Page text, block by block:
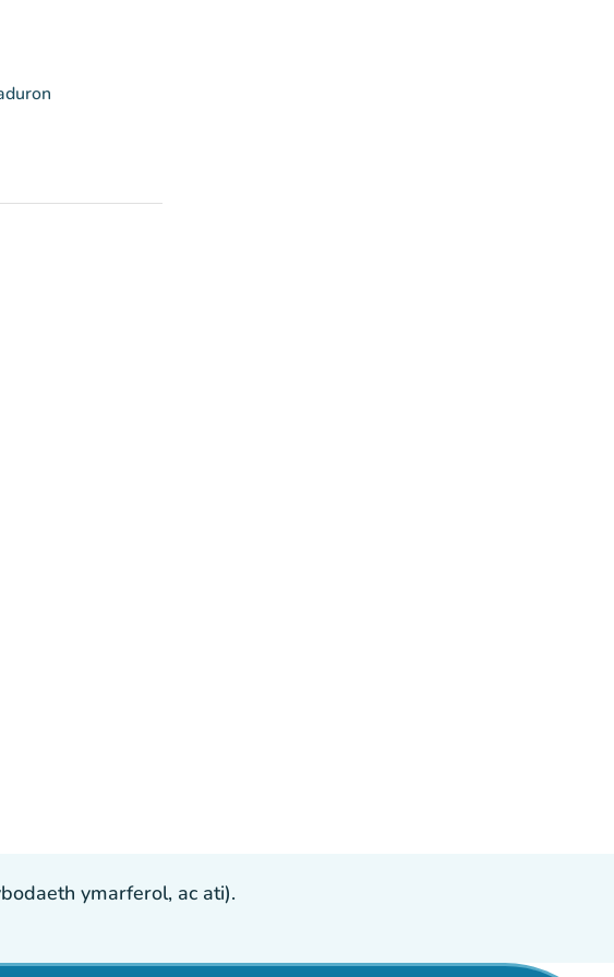
ymarferol, ac ati).